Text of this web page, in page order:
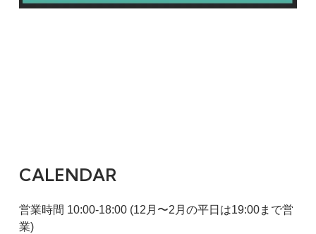
CALENDAR
営業時間 10:00-18:00 (12月〜2月の平日は19:00まで営
業)